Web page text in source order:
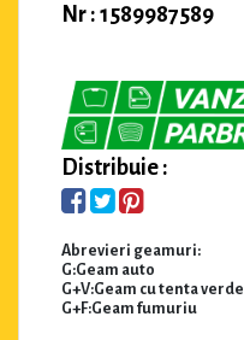
Nr : 1589987589
Distribuie :
Abrevieri geamuri:
G:Geam auto
G+V:Geam cu tenta verde
G+F:Geam fumuriu